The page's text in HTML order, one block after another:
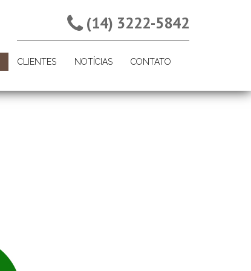
(14) 3222-5842
CLIENTES NOTÍCIAS CONTATO